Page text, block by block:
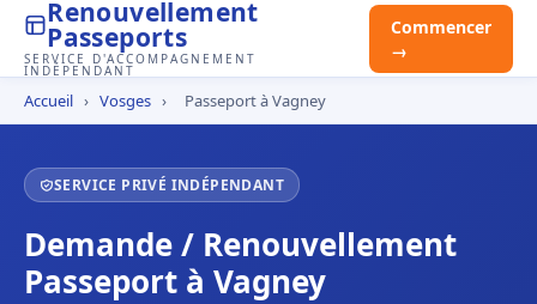
Renouvellement
Passeports
SERVICE D'ACCOMPAGNEMENT
INDÉPENDANT
Commencer
→
Accueil › Vosges › Passeport à Vagney
SERVICE PRIVÉ INDÉPENDANT
Demande / Renouvellement
Passeport à Vagney